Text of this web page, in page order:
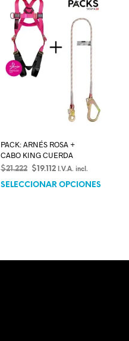
PACK: ARNÉS ROSA +
CABO KING CUERDA
$21.222 $ 19.112 I.V.A. incl.
SELECCIONAR OPCIONES